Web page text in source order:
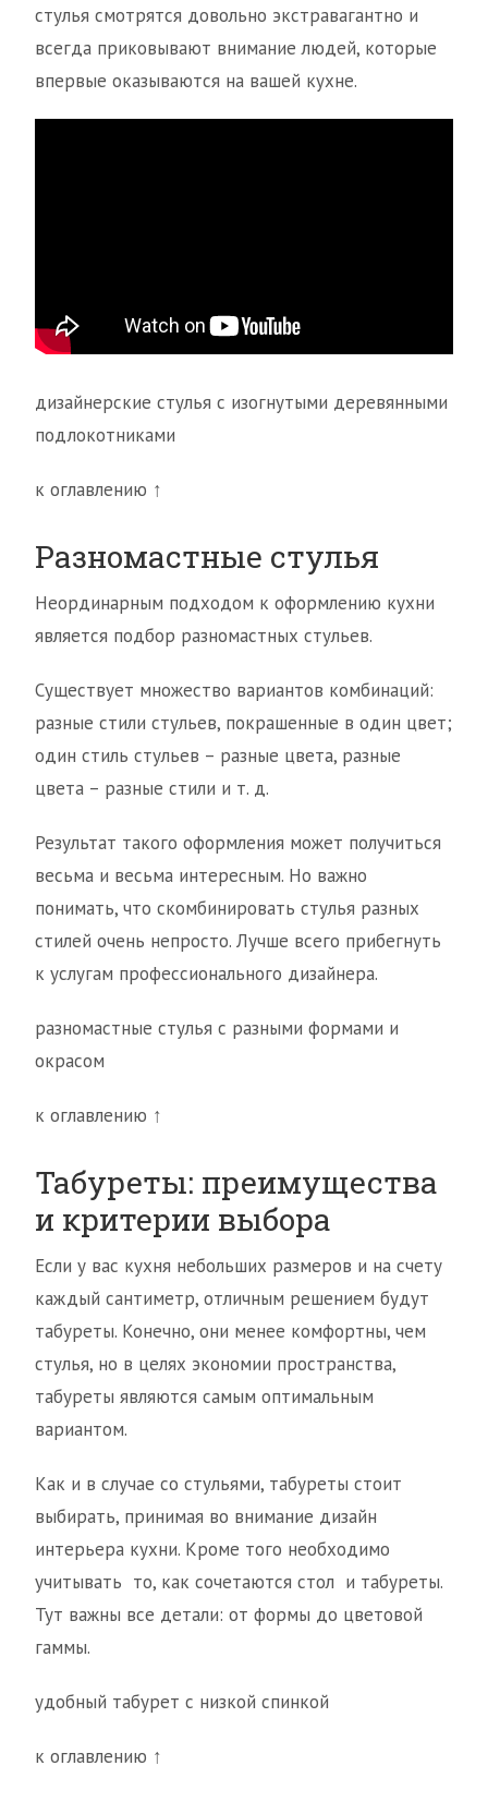
стулья смотрятся довольно экстравагантно и
всегда приковывают внимание людей, которые
впервые оказываются на вашей кухне.
дизайнерские стулья с изогнутыми деревянными
подлокотниками
к оглавлению ↑
Разномастные стулья
Неординарным подходом к оформлению кухни
является подбор разномастных стульев.
Существует множество вариантов комбинаций:
разные стили стульев, покрашенные в один цвет;
один стиль стульев – разные цвета, разные
цвета – разные стили и т. д.
Результат такого оформления может получиться
весьма и весьма интересным. Но важно
понимать, что скомбинировать стулья разных
стилей очень непросто. Лучше всего прибегнуть
к услугам профессионального дизайнера.
разномастные стулья с разными формами и
окрасом
к оглавлению ↑
Табуреты: преимущества
и критерии выбора
Если у вас кухня небольших размеров и на счету
каждый сантиметр, отличным решением будут
табуреты. Конечно, они менее комфортны, чем
стулья, но в целях экономии пространства,
табуреты являются самым оптимальным
вариантом.
Как и в случае со стульями, табуреты стоит
выбирать, принимая во внимание дизайн
интерьера кухни. Кроме того необходимо
учитывать то, как сочетаются стол и табуреты.
Тут важны все детали: от формы до цветовой
гаммы.
удобный табурет с низкой спинкой
к оглавлению ↑